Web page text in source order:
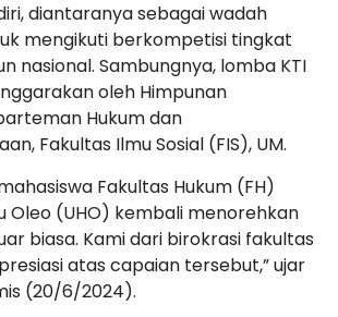
diantaranya sebagai wadah
mengikuti berkompetisi tingkat
nasional. Sambungnya, lomba KTI
oleh Himpunan
Hukum dan
Fakultas Ilmu Sosial (FIS), UM.
Fakultas Hukum (FH)
Oleo (UHO) kembali menorehkan
biasa. Kami dari birokrasi fakultas
atas capaian tersebut,” ujar
(20/6/2024).